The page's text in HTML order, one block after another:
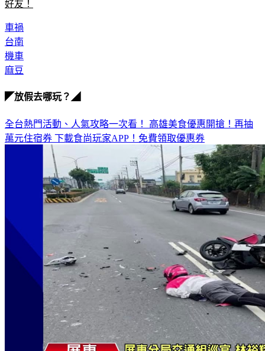
好友！
車禍
台南
機車
麻豆
◤放假去哪玩？◢
全台熱門活動、人氣攻略一次看！ 高雄美食優惠開搶！再抽
萬元住宿券 下載食尚玩家APP！免費領取優惠券